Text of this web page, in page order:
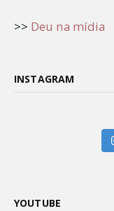
>> Deu na mídia
INSTAGRAM
YOUTUBE